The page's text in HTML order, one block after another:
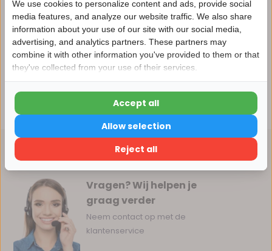
Productomschrijving
Reviews
Vragen? Wij helpen je
graag verder
Neem contact op met de
klantenservice
Nu 15% korting
15korting
15% korting
Verder winkelen
We use cookies to personalize content and ads, provide social
media features, and analyze our website traffic. We also share
information about your use of our site with our social media,
advertising, and analytics partners. These partners may
combine it with other information you've provided to them or that
they've collected from your use of their services.
Reject all
Allow selection
Accept all